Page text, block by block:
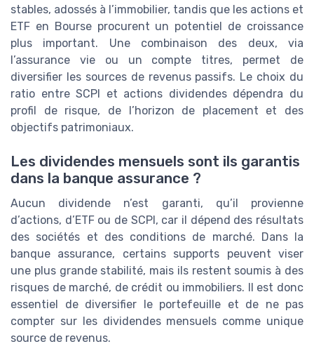
stables, adossés à l’immobilier, tandis que les actions et
ETF en Bourse procurent un potentiel de croissance
plus important. Une combinaison des deux, via
l’assurance vie ou un compte titres, permet de
diversifier les sources de revenus passifs. Le choix du
ratio entre SCPI et actions dividendes dépendra du
profil de risque, de l’horizon de placement et des
objectifs patrimoniaux.
Les dividendes mensuels sont ils garantis
dans la banque assurance ?
Aucun dividende n’est garanti, qu’il provienne
d’actions, d’ETF ou de SCPI, car il dépend des résultats
des sociétés et des conditions de marché. Dans la
banque assurance, certains supports peuvent viser
une plus grande stabilité, mais ils restent soumis à des
risques de marché, de crédit ou immobiliers. Il est donc
essentiel de diversifier le portefeuille et de ne pas
compter sur les dividendes mensuels comme unique
source de revenus.